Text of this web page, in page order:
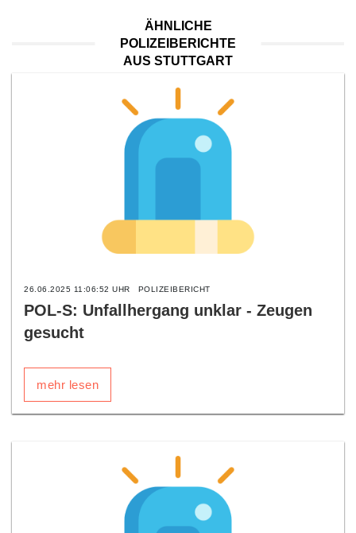
ÄHNLICHE
POLIZEIBERICHTE
AUS STUTTGART
26.06.2025 11:06:52 UHR POLIZEIBERICHT
POL-S: Unfallhergang unklar - Zeugen
gesucht
mehr lesen